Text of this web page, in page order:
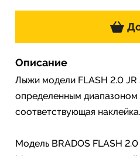
Описание
Лыжи модели FLASH 2.0
определенным
соответствующая наклейка.
Модель BRADOS FLASH